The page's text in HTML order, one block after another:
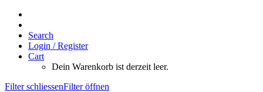
Search
Login / Register
Cart
Dein Warenkorb ist derzeit leer.
Filter schliessenFilter öffnen